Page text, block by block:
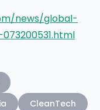
news/global-
CleanTech